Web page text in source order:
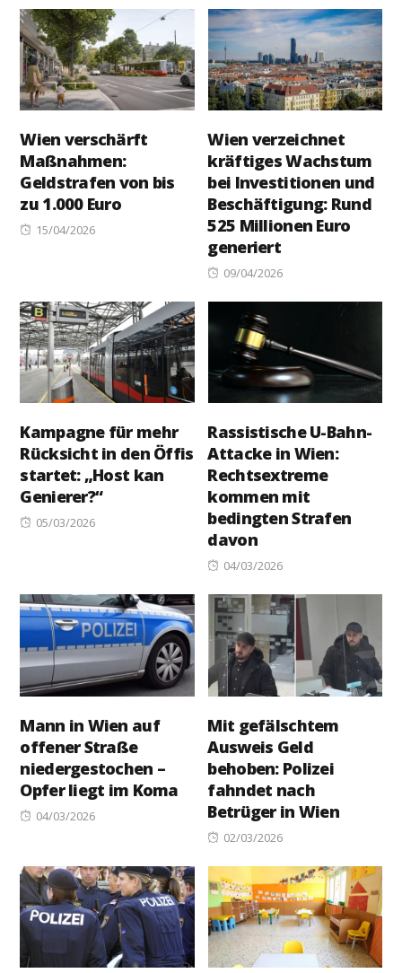
Wien verschärft
Maßnahmen:
Geldstrafen von bis
zu 1.000 Euro
Posted
15/04/2026
Wien verzeichnet
kräftiges Wachstum
bei Investitionen und
Beschäftigung: Rund
525 Millionen Euro
generiert
Posted
09/04/2026
Kampagne für mehr
Rücksicht in den Öffis
startet: „Host kan
Genierer?“
Posted
05/03/2026
Rassistische U-Bahn-
Attacke in Wien:
Rechtsextreme
kommen mit
bedingten Strafen
davon
Posted
04/03/2026
Mann in Wien auf
offener Straße
niedergestochen –
Opfer liegt im Koma
Posted
04/03/2026
Mit gefälschtem
Ausweis Geld
behoben: Polizei
fahndet nach
Betrüger in Wien
Posted
02/03/2026